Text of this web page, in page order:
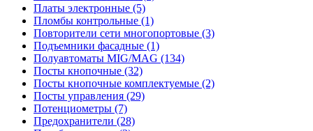
Платы электронные (5)
Пломбы контрольные (1)
Повторители сети многопортовые (3)
Подъемники фасадные (1)
Полуавтоматы MIG/MAG (134)
Посты кнопочные (32)
Посты кнопочные комплектуемые (2)
Посты управления (29)
Потенциометры (7)
Предохранители (28)